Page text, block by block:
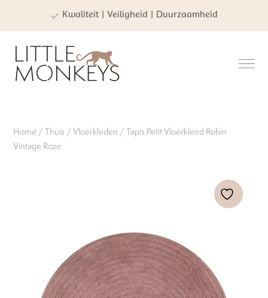
Kwaliteit | Veiligheid | Duurzaamheid
Home /Thuis /Vloerkleden / Tapis Petit Vloerkleed Robin
Vintage Roze